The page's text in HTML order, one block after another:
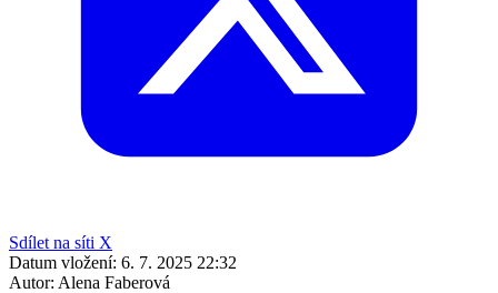
Sdílet na síti X
Datum vložení: 6. 7. 2025 22:32
Autor: Alena Faberová